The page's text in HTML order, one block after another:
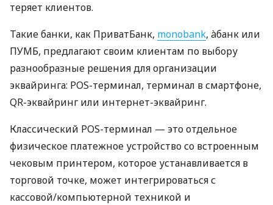
теряет клиентов.
Такие банки, как ПриватБанк, monobank, àбанк или
ПУМБ, предлагают своим клиентам по выбору
разнообразные решения для организации
эквайринга: POS-терминал, терминал в смартфоне,
QR-эквайринг или интернет-эквайринг.
Классический POS-терминал — это отдельное
физическое платежное устройство со встроенным
чековым принтером, которое устанавливается в
торговой точке, может интегрироваться с
кассовой/компьютерной техникой и